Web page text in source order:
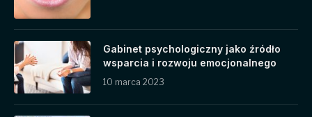
Gabinet psychologiczny jako źródło
wsparcia i rozwoju emocjonalnego
10 marca 2023